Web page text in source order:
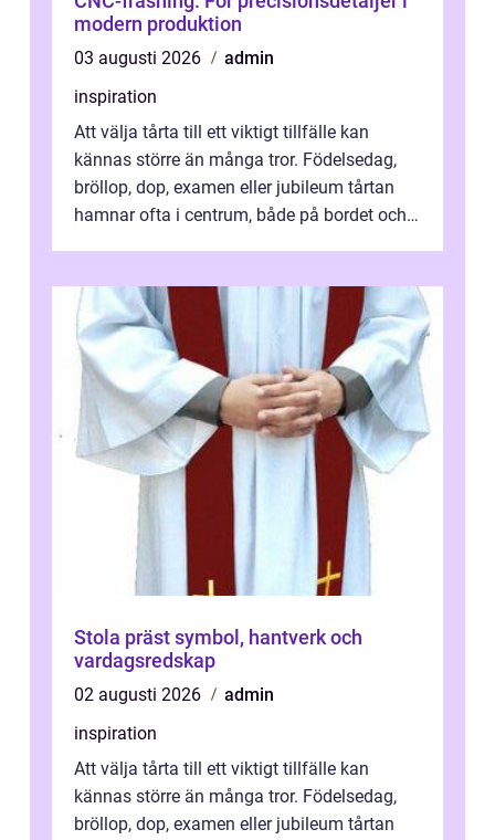
modern produktion
03 augusti 2026
admin
inspiration
Att välja tårta till ett viktigt tillfälle kan
kännas större än många tror. Födelsedag,
bröllop, dop, examen eller jubileum tårtan
hamnar ofta i centrum, både på bordet och i
Stola präst symbol, hantverk och
vardagsredskap
02 augusti 2026
admin
inspiration
Att välja tårta till ett viktigt tillfälle kan
kännas större än många tror. Födelsedag,
bröllop, dop, examen eller jubileum tårtan